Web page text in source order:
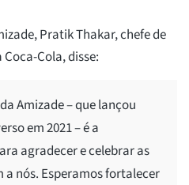
Pratik Thakar, chefe de
Cola, disse:
Amizade – que lançou
em 2021 – é a
agradecer e celebrar as
a nós. Esperamos fortalecer